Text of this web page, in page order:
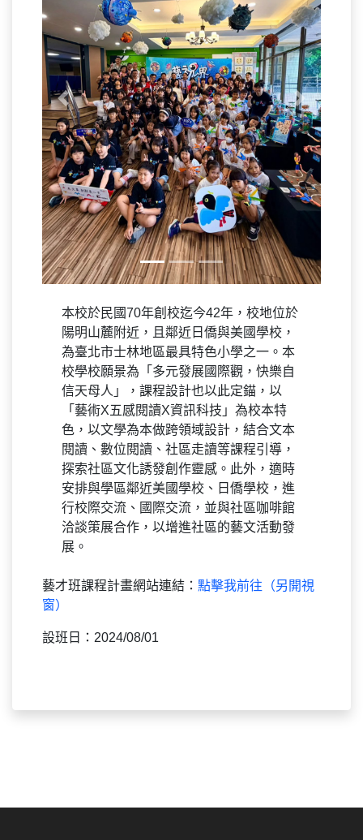
Previous Next
本校於民國70年創校迄今42年，校地位於
陽明山麓附近，且鄰近日僑與美國學校，
為臺北市士林地區最具特色小學之一。本
校學校願景為「多元發展國際觀，快樂自
信天母人」，課程設計也以此定錨，以
「藝術X五感閱讀X資訊科技」為校本特
色，以文學為本做跨領域設計，結合文本
閱讀、數位閱讀、社區走讀等課程引導，
探索社區文化誘發創作靈感。此外，適時
安排與學區鄰近美國學校、日僑學校，進
行校際交流、國際交流，並與社區咖啡館
洽談策展合作，以增進社區的藝文活動發
展。
藝才班課程計畫網站連結： 點擊我前往（另開視
窗）
設班日：2024/08/01